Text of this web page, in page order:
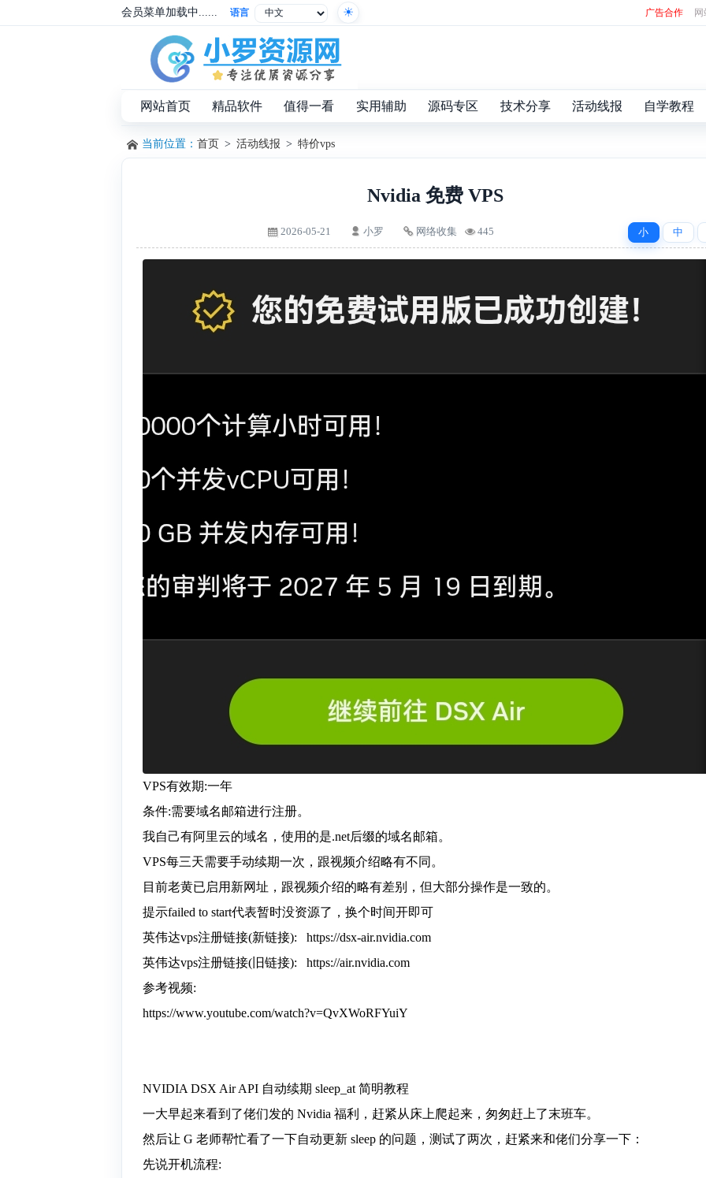
会员菜单加载中...... 语言 广告合作
网站首页 精品软件 值得一看 实用辅助 源码专区 技术分享 活动线报 自学教程
当前位置： 首页 > 活动线报 > 特价vps
Nvidia 免费 VPS
小 中
2026-05-21 小罗 网络收集 445
VPS有效期:一年
条件:需要域名邮箱进行注册。
我自己有阿里云的域名，使用的是.net后缀的域名邮箱。
VPS每三天需要手动续期一次，跟视频介绍略有不同。
目前老黄已启用新网址，跟视频介绍的略有差别，但大部分操作是一致的。
提示failed to start代表暂时没资源了，换个时间开即可
英伟达vps注册链接(新链接): https://dsx-air.nvidia.com
英伟达vps注册链接(旧链接): https://air.nvidia.com
参考视频:
https://www.youtube.com/watch?v=QvXWoRFYuiY
NVIDIA DSX Air API 自动续期 sleep_at 简明教程
一大早起来看到了佬们发的 Nvidia 福利，赶紧从床上爬起来，匆匆赶上了末班车。
然后让 G 老师帮忙看了一下自动更新 sleep 的问题，测试了两次，赶紧来和佬们分享一下：
先说开机流程: